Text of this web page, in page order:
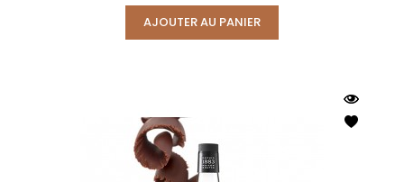
AJOUTER AU PANIER